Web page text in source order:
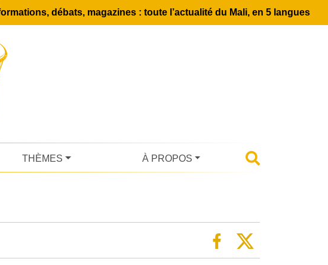
débats, magazines : toute l’actualité du Mali, en 5 langues
THÈMES À PROPOS